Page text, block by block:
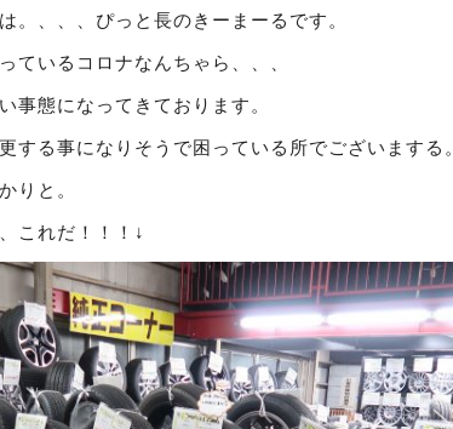
。、、、ぴっと長のきーまーるです。
ているコロナなんちゃら、、、
事態になってきております。
する事になりそうで困っている所でございまする。
りと。
これだ！！！↓